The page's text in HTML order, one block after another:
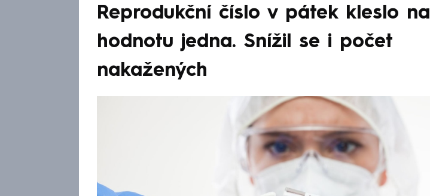
Reprodukční číslo v pátek kleslo na
hodnotu jedna. Snížil se i počet
nakažených